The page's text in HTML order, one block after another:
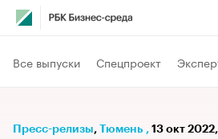
Все выпуски Спецпроект
Пресс-релизы⁠, Тюмень , 13 окт